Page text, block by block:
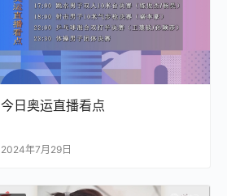
今日奥运直播看点
2024年7月29日